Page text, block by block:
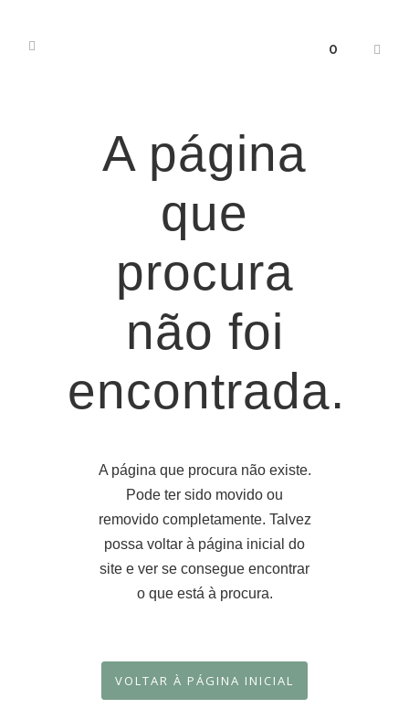
0
A página
que
procura
não foi
encontrada.
A página que procura não existe.
Pode ter sido movido ou
removido completamente. Talvez
possa voltar à página inicial do
site e ver se consegue encontrar
o que está à procura.
VOLTAR À PÁGINA INICIAL